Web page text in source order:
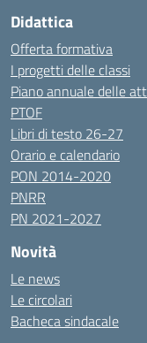
Didattica
Offerta formativa
I progetti delle classi
Piano annuale delle
PTOF
Libri di testo 26-27
Orario e calendario
PON 2014-2020
PNRR
PN 2021-2027
Novità
Le news
Le circolari
Bacheca sindacale